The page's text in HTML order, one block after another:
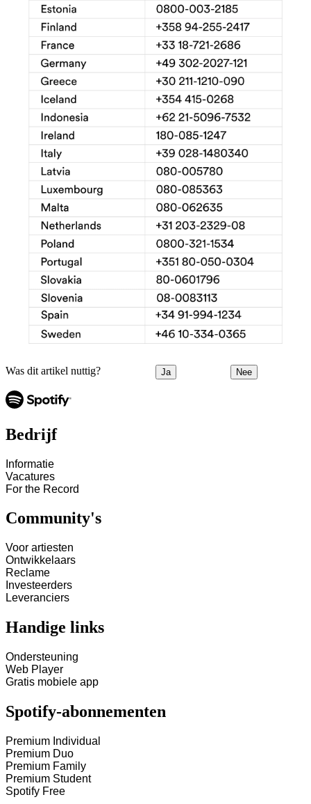
Was dit artikel nuttig? Ja Nee
Bedrijf
Informatie
Vacatures
For the Record
Community's
Voor artiesten
Ontwikkelaars
Reclame
Investeerders
Leveranciers
Handige links
Ondersteuning
Web Player
Gratis mobiele app
Spotify-abonnementen
Premium Individual
Premium Duo
Premium Family
Premium Student
Spotify Free